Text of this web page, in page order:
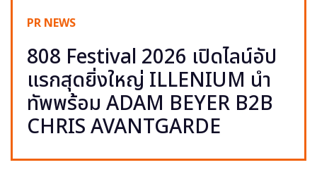
PR NEWS
808 Festival 2026 เปิดไลน์อัป
แรกสุดยิ่งใหญ่ ILLENIUM นำ
ทัพพร้อม ADAM BEYER B2B
CHRIS AVANTGARDE